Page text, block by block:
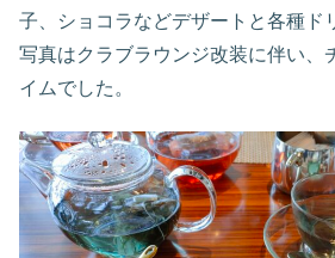
子、ショコラなどデザートと各種ド
写真はクラブラウンジ改装に伴い、
イムでした。